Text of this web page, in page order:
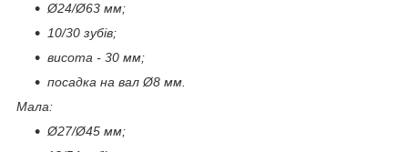
Ø24/Ø63 мм;
10/30 зубів;
висота - 30 мм;
посадка на вал Ø8 мм.
Мала:
Ø27/Ø45 мм;